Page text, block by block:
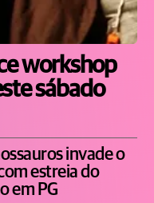
workshop
sábado
invade o
estreia do
em PG